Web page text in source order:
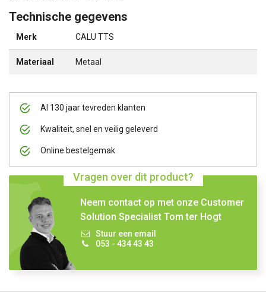
Al 130 jaar tevreden klanten
Kwaliteit, snel en veilig geleverd
Online bestelgemak
Vragen over dit product?
Neem contact op met onze Customer
Solution Specialist Tom ter Hogt
Stuur een email
053 - 434 43 43
Technische gegevens
Merk CALU TTS
Materiaal Metaal